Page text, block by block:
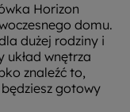
Horizon
domu.
dużej rodziny i
układ wnętrza
znaleźć to,
będziesz gotowy